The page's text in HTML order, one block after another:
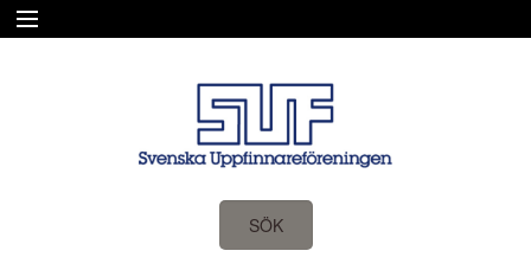
SÖK
UPPFINNARE I SVERIGE